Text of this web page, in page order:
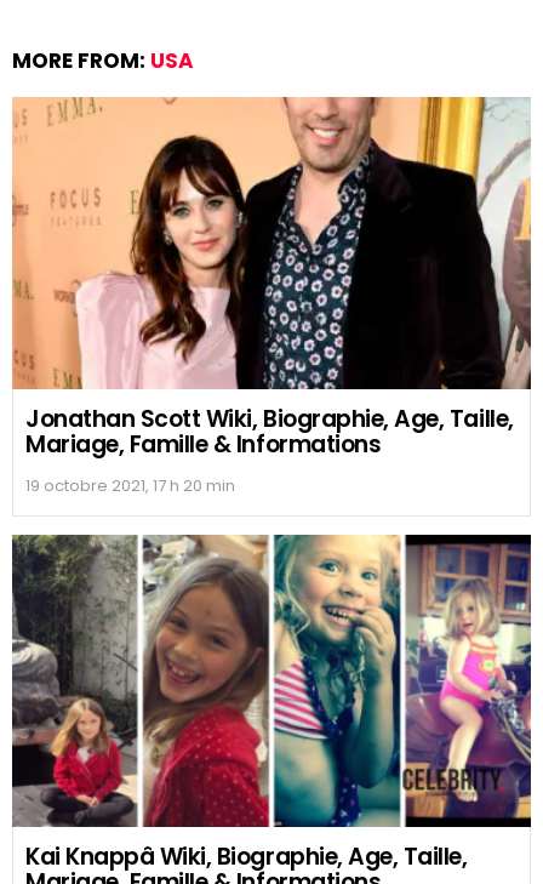
MORE FROM: USA
Jonathan Scott Wiki, Biographie, Age, Taille,
Mariage, Famille & Informations
19 octobre 2021, 17 h 20 min
Kai Knappâ Wiki, Biographie, Age, Taille,